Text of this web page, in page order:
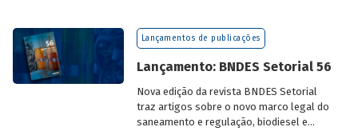
Lançamentos de publicações
Lançamento: BNDES Setorial 56
Nova edição da revista BNDES Setorial
traz artigos sobre o novo marco legal do
saneamento e regulação, biodiesel e